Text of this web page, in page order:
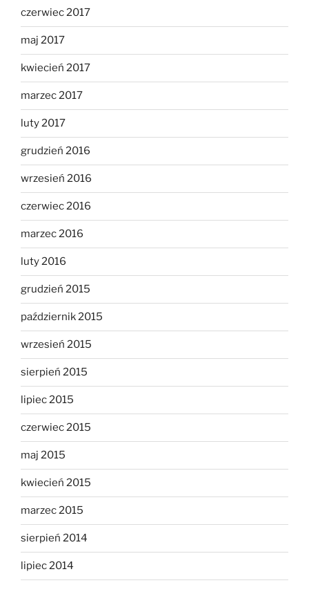
czerwiec 2017
maj 2017
kwiecień 2017
marzec 2017
luty 2017
grudzień 2016
wrzesień 2016
czerwiec 2016
marzec 2016
luty 2016
grudzień 2015
październik 2015
wrzesień 2015
sierpień 2015
lipiec 2015
czerwiec 2015
maj 2015
kwiecień 2015
marzec 2015
sierpień 2014
lipiec 2014